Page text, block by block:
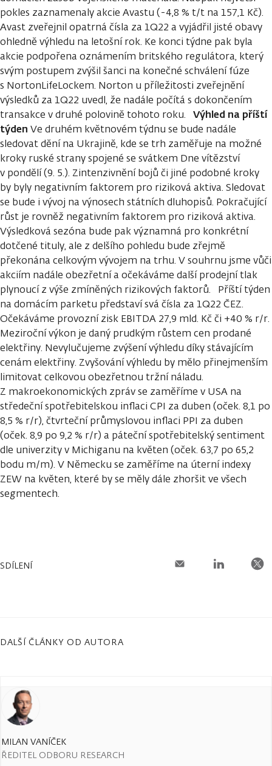
pokles zaznamenaly akcie Avastu (-4,8 % t/t na 157,1 Kč).
Avast zveřejnil opatrná čísla za 1Q22 a vyjádřil jisté obavy
ohledně výhledu na letošní rok. Ke konci týdne pak byla
akcie podpořena oznámením britského regulátora, který
svým postupem zvýšil šanci na konečné schválení fúze
s NortonLifeLockem. Norton u příležitosti zveřejnění
výsledků za 1Q22 uvedl, že nadále počítá s dokončením
transakce v druhé polovině tohoto roku. Výhled na příští
týden Ve druhém květnovém týdnu se bude nadále
sledovat dění na Ukrajině, kde se trh zaměřuje na možné
kroky ruské strany spojené se svátkem Dne vítězství
v pondělí (9. 5.). Zintenzivnění bojů či jiné podobné kroky
by byly negativním faktorem pro riziková aktiva. Sledovat
se bude i vývoj na výnosech státních dluhopisů. Pokračující
růst je rovněž negativním faktorem pro riziková aktiva.
Výsledková sezóna bude pak významná pro konkrétní
dotčené tituly, ale z delšího pohledu bude zřejmě
překonána celkovým vývojem na trhu. V souhrnu jsme vůči
akciím nadále obezřetní a očekáváme další prodejní tlak
plynoucí z výše zmíněných rizikových faktorů. Příští týden
na domácím parketu představí svá čísla za 1Q22 ČEZ.
Očekáváme provozní zisk EBITDA 27,9 mld. Kč či +40 % r/r.
Meziroční výkon je daný prudkým růstem cen prodané
elektřiny. Nevylučujeme zvýšení výhledu díky stávajícím
cenám elektřiny. Zvyšování výhledu by mělo přinejmenším
limitovat celkovou obezřetnou tržní náladu.
Z makroekonomických zpráv se zaměříme v USA na
středeční spotřebitelskou inflaci CPI za duben (oček. 8,1 po
8,5 % r/r), čtvrteční průmyslovou inflaci PPI za duben
(oček. 8,9 po 9,2 % r/r) a páteční spotřebitelský sentiment
dle univerzity v Michiganu na květen (oček. 63,7 po 65,2
bodu m/m). V Německu se zaměříme na úterní indexy
ZEW na květen, které by se měly dále zhoršit ve všech
segmentech.
SDÍLENÍ
DALŠÍ ČLÁNKY OD AUTORA
MILAN VANÍČEK
ŘEDITEL ODBORU RESEARCH